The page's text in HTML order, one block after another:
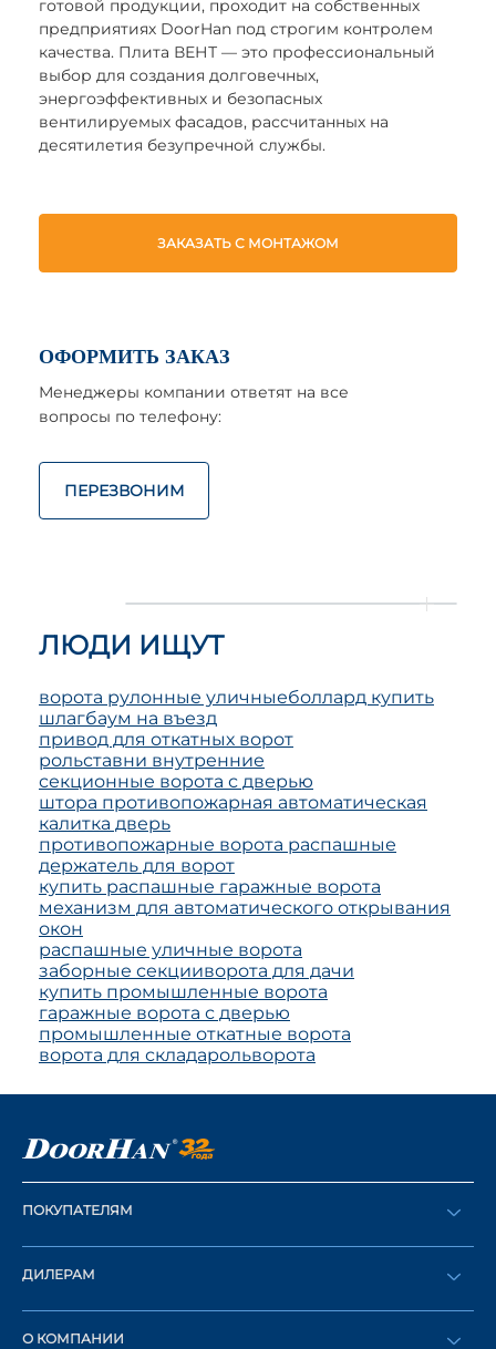
готовой продукции, проходит на собственных
предприятиях DoorHan под строгим контролем
качества. Плита ВЕНТ — это профессиональный
выбор для создания долговечных,
энергоэффективных и безопасных
вентилируемых фасадов, рассчитанных на
десятилетия безупречной службы.
ЗАКАЗАТЬ С МОНТАЖОМ
ОФОРМИТЬ ЗАКАЗ
Менеджеры компании ответят на все
вопросы по телефону:
ПЕРЕЗВОНИМ
ЛЮДИ ИЩУТ
ворота рулонные уличныеболлард купить
шлагбаум на въезд
привод для откатных ворот
рольставни внутренние
секционные ворота с дверью
штора противопожарная автоматическая
калитка дверь
противопожарные ворота распашные
держатель для ворот
купить распашные гаражные ворота
механизм для автоматического открывания
окон
распашные уличные ворота
заборные секцииворота для дачи
купить промышленные ворота
гаражные ворота с дверью
промышленные откатные ворота
ворота для складарольворота
ПОКУПАТЕЛЯМ
Оформить заказ
Каталог
ДИЛЕРАМ
Стать дилером
О КОМПАНИИ